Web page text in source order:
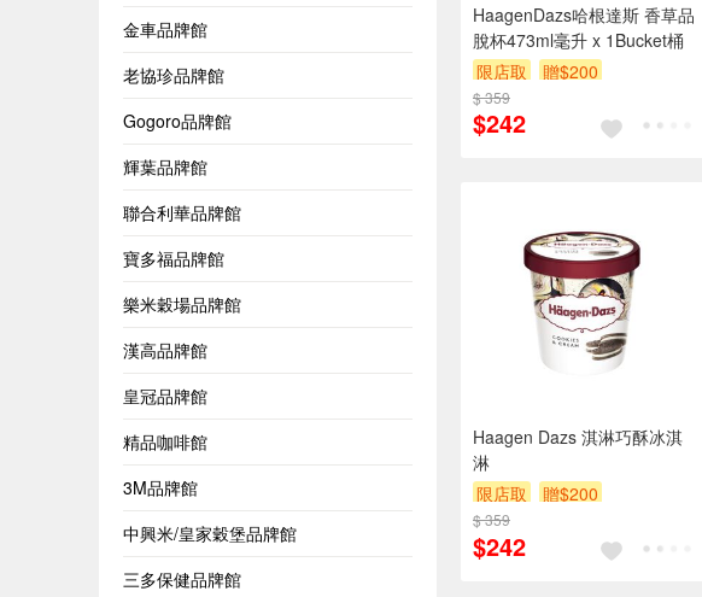
金車品牌館
老協珍品牌館
Gogoro品牌館
輝葉品牌館
聯合利華品牌館
寶多福品牌館
樂米穀場品牌館
漢高品牌館
皇冠品牌館
精品咖啡館
3M品牌館
中興米/皇家穀堡品牌館
三多保健品牌館
HaagenDazs哈根達斯 香草品
脫杯473ml毫升 x 1Bucket桶
限店取
贈$200
$ 359
$242
Haagen Dazs 淇淋巧酥冰淇
淋
限店取
贈$200
$ 359
$242